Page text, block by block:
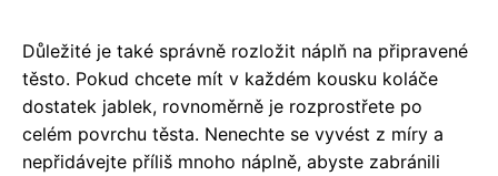
Důležité je také správně rozložit náplň na připravené
těsto. Pokud chcete mít v každém kousku koláče
dostatek jablek, rovnoměrně je rozprostřete po
celém povrchu těsta. Nenechte se vyvést z míry a
nepřidávejte příliš mnoho náplně, abyste zabránili